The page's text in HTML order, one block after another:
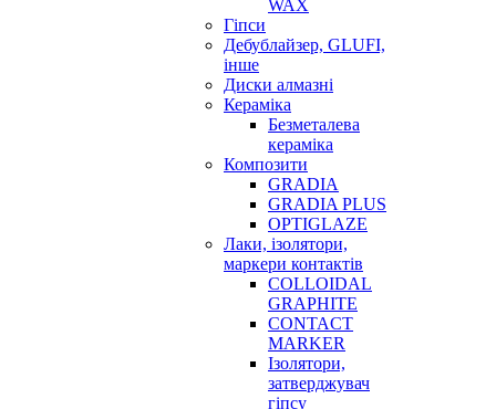
WAX
Гіпси
Дебублайзер, GLUFI,
інше
Диски алмазні
Кераміка
Безметалева
кераміка
Композити
GRADIA
GRADIA PLUS
OPTIGLAZE
Лаки, ізолятори,
маркери контактів
COLLOIDAL
GRAPHITE
CONTACT
MARKER
Ізолятори,
затверджувач
гіпсу